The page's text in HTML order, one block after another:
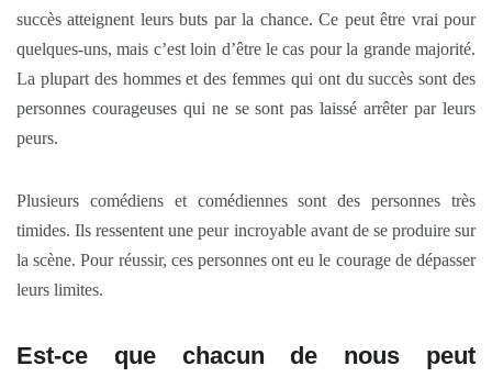
succès atteignent leurs buts par la chance. Ce peut être vrai pour
quelques-uns, mais c’est loin d’être le cas pour la grande majorité.
La plupart des hommes et des femmes qui ont du succès sont des
personnes courageuses qui ne se sont pas laissé arrêter par leurs
peurs.
Plusieurs comédiens et comédiennes sont des personnes très
timides. Ils ressentent une peur incroyable avant de se produire sur
la scène. Pour réussir, ces personnes ont eu le courage de dépasser
leurs limites.
Est-ce que chacun de nous peut